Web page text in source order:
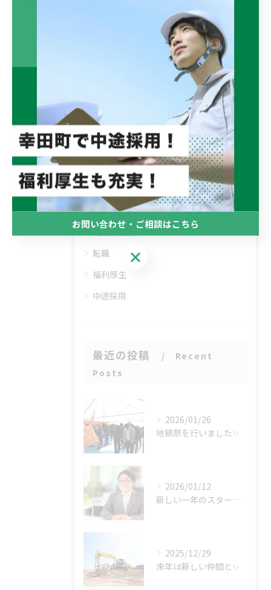
カテゴリー Categories
全てのカテゴリー
施工管理技士
現場作業員
転職
福利厚生
中途採用
最近の投稿
Recent
Posts
2026/01/26
地鎮祭を行いました✨
2026/01/12
新しい一年のスタート✨
2025/12/29
来年は新しい仲間と✨
お問い合わせ・ご相談はこちら
お問い合わせ・ご相談はこちら